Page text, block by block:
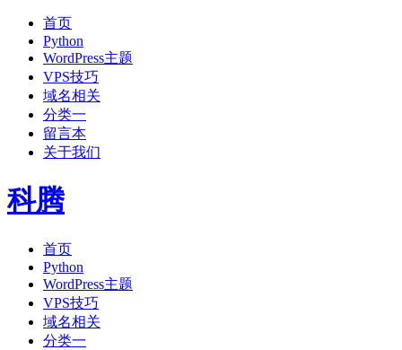
首页
Python
WordPress主题
VPS技巧
域名相关
分类一
留言本
关于我们
科腾
首页
Python
WordPress主题
VPS技巧
域名相关
分类一